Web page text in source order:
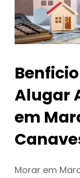
Alugar
em
Morar em